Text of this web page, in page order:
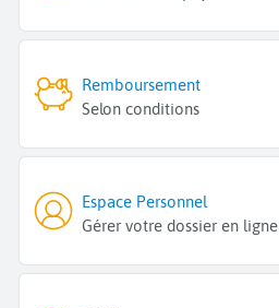
Remboursement
Selon conditions
Espace Personnel
Gérer votre dossier en ligne